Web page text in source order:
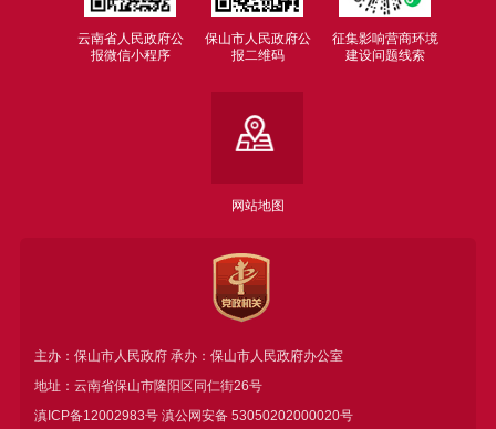
云南省人民政府公
报微信小程序
保山市人民政府公
报二维码
征集影响营商环境
建设问题线索
网站地图
主办：保山市人民政府 承办：保山市人民政府办公室
地址：云南省保山市隆阳区同仁街26号
滇ICP备12002983号滇公网安备 53050202000020号